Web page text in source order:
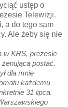
ustęp o
Telewizji.
a do tego sam
Ale żeby się nie
w KRS, prezesie
postać.
dla mnie
każdemu
31 lipca.